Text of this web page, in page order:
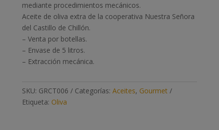
mediante procedimientos mecánicos.
Aceite de oliva extra de la cooperativa Nuestra Señora
del Castillo de Chillón.
– Venta por botellas.
– Envase de 5 litros.
– Extracción mecánica.
SKU: GRCT006 Categorías: Aceites, Gourmet
Etiqueta: Oliva